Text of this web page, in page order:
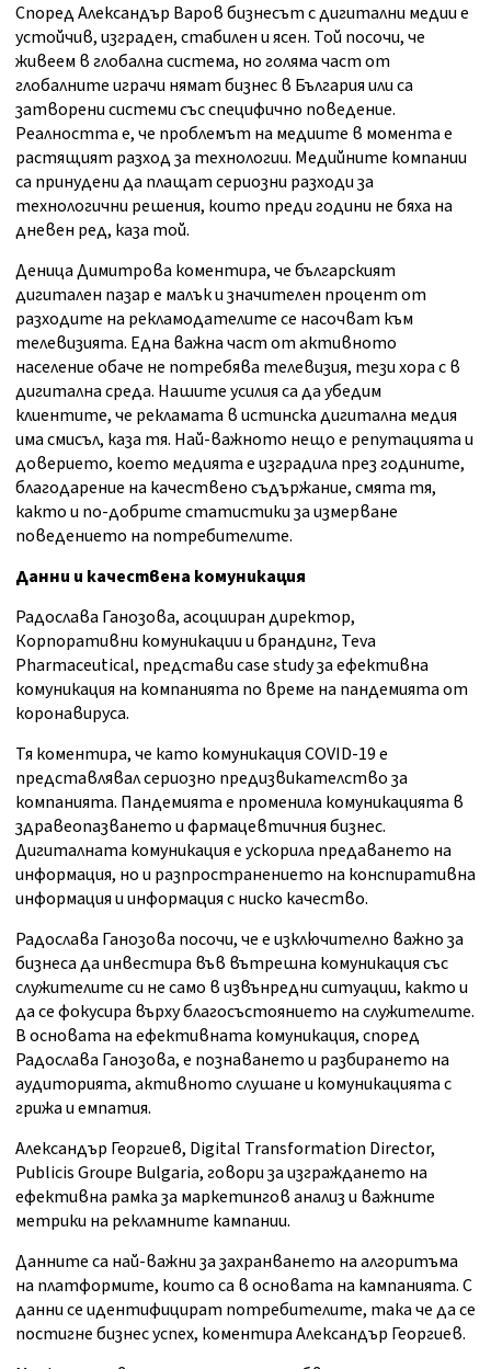
Според Александър Варов бизнесът с дигитални медии е
устойчив, изграден, стабилен и ясен. Той посочи, че
живеем в глобална система, но голяма част от
глобалните играчи нямат бизнес в България или са
затворени системи със специфично поведение.
Реалността е, че проблемът на медиите в момента е
растящият разход за технологии. Медийните компании
са принудени да плащат сериозни разходи за
технологични решения, които преди години не бяха на
дневен ред, каза той.
Деница Димитрова коментира, че българският
дигитален пазар е малък и значителен процент от
разходите на рекламодателите се насочват към
телевизията. Една важна част от активното
население обаче не потребява телевизия, тези хора с в
дигитална среда. Нашите усилия са да убедим
клиентите, че рекламата в истинска дигитална медия
има смисъл, каза тя. Най-важното нещо е репутацията и
доверието, което медията е изградила през годините,
благодарение на качествено съдържание, смята тя,
както и по-добрите статистики за измерване
поведението на потребителите.
Данни и качествена комуникация
Радослава Ганозова, асоцииран директор,
Корпоративни комуникации и брандинг, Teva
Pharmaceutical, представи case study за ефективна
комуникация на компанията по време на пандемията от
коронавируса.
Тя коментира, че като комуникация COVID-19 е
представлявал сериозно предизвикателство за
компанията. Пандемията е променила комуникацията в
здравеопазването и фармацевтичния бизнес.
Дигиталната комуникация е ускорила предаването на
информация, но и разпространението на конспиративна
информация и информация с ниско качество.
Радослава Ганозова посочи, че е изключително важно за
бизнеса да инвестира във вътрешна комуникация със
служителите си не само в извънредни ситуации, както и
да се фокусира върху благосъстоянието на служителите.
В основата на ефективната комуникация, според
Радослава Ганозова, е познаването и разбирането на
аудиторията, активното слушане и комуникацията с
грижа и емпатия.
Александър Георгиев, Digital Transformation Director,
Publicis Groupe Bulgaria, говори за изграждането на
ефективна рамка за маркетингов анализ и важните
метрики на рекламните кампании.
Данните са най-важни за захранването на алгоритъма
на платформите, които са в основата на кампанията. С
данни се идентифицират потребителите, така че да се
постигне бизнес успех, коментира Александър Георгиев.